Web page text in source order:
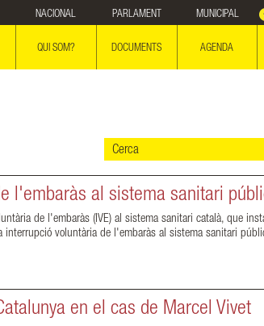
NACIONAL PARLAMENT MUNICIPAL
QUI SOM? DOCUMENTS AGENDA
l'embaràs al sistema sanitari
de l'embaràs (IVE) al sistema sanitari català, que
voluntària de l'embaràs al sistema sanitari
en el cas de Marcel Vivet